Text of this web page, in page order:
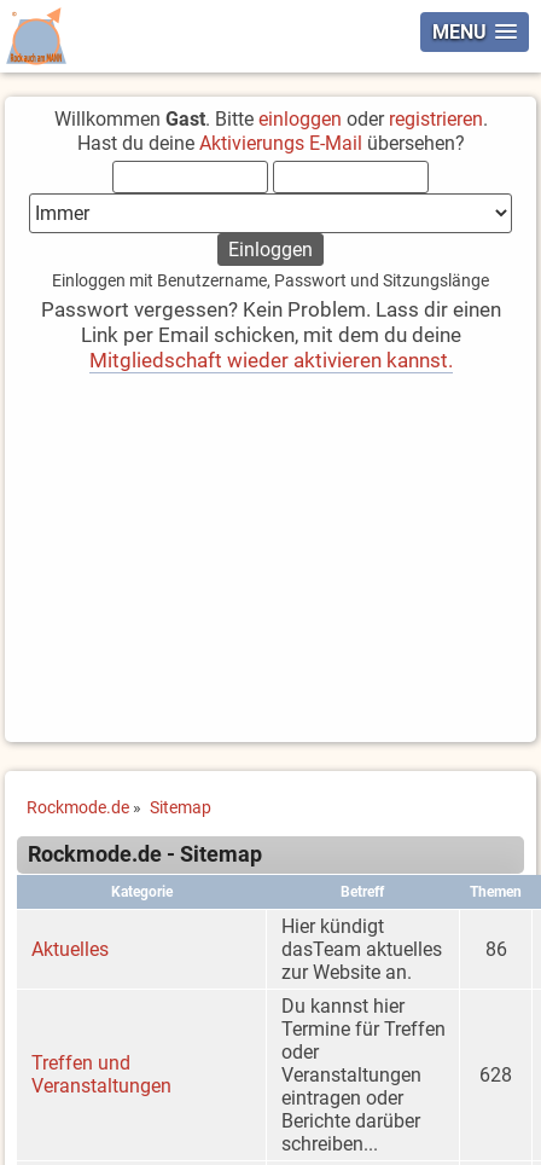
MENU
Willkommen Gast. Bitte einloggen oder registrieren.
Hast du deine Aktivierungs E-Mail übersehen?
Einloggen mit Benutzername, Passwort und Sitzungslänge
Passwort vergessen? Kein Problem. Lass dir einen
Link per Email schicken, mit dem du deine
Mitgliedschaft wieder aktivieren kannst.
Rockmode.de » Sitemap
Rockmode.de - Sitemap
Kategorie Betreff Themen
Aktuelles
Hier kündigt
dasTeam aktuelles
zur Website an.
86
Treffen und
Veranstaltungen
Du kannst hier
Termine für Treffen
oder
Veranstaltungen
eintragen oder
Berichte darüber
schreiben...
628